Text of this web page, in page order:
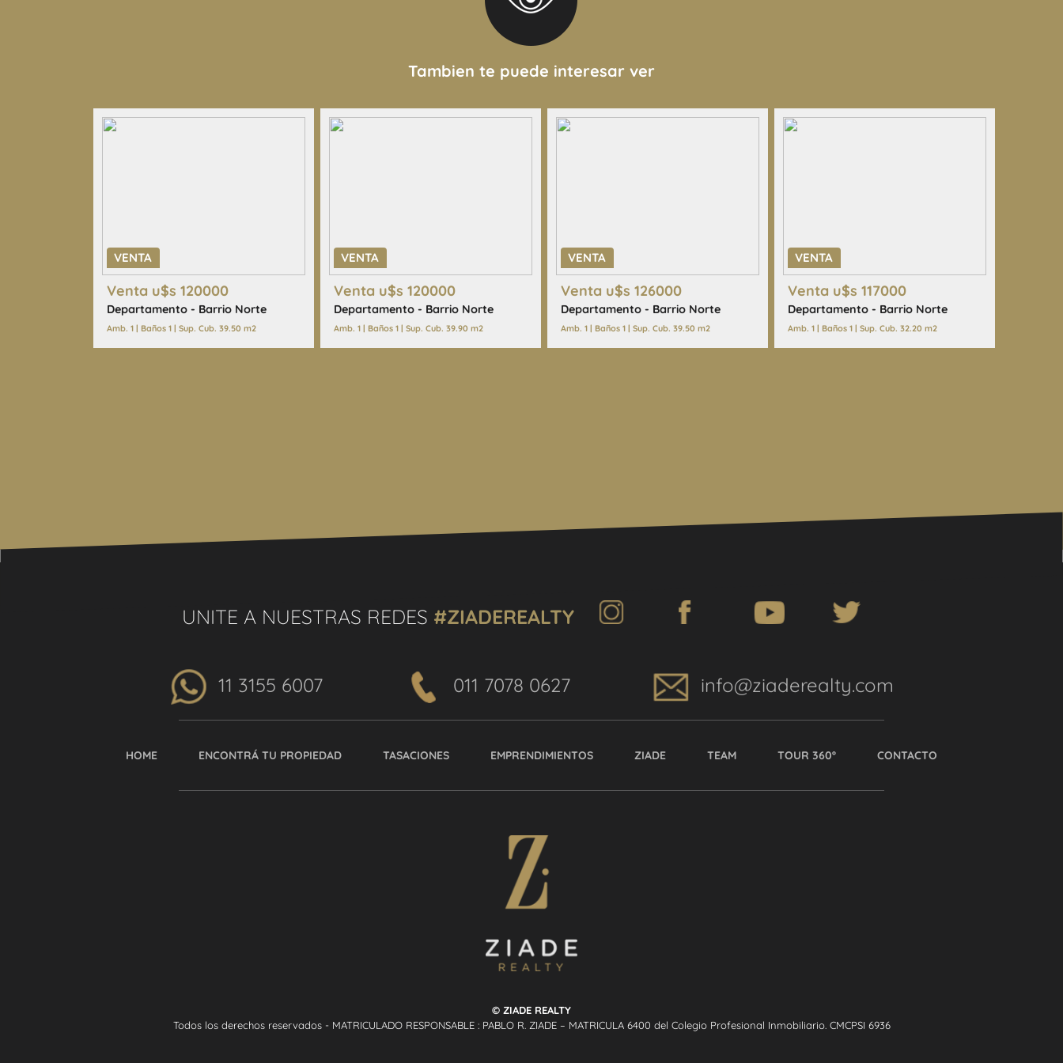
· Cines
pueden arrojar inexactitudes y discordancias con las que surgen de los las
facturas, títulos y planos legales del inmueble. El interesado deberá realizar
las verificaciones respectivas previamente a la realización de cualquier
operación, requiriendo por sí o sus profesionales las copias necesarias de la
documentación que corresponda.
Tambien te puede interesar ver
VENTA
Venta u$s 120000
Departamento - Barrio Norte
Amb. 1 | Baños 1 | Sup. Cub. 39.50 m2
VENTA
Venta u$s 120000
Departamento - Barrio Norte
Amb. 1 | Baños 1 | Sup. Cub. 39.90 m2
VENTA
Venta u$s 126000
Departamento - Barrio Norte
Amb. 1 | Baños 1 | Sup. Cub. 39.50 m2
VENTA
Venta u$s 117000
Departamento - Barrio Norte
Amb. 1 | Baños 1 | Sup. Cub. 32.20 m2
UNITE A NUESTRAS REDES #ZIADEREALTY
11 3155 6007 011 7078 0627 info@ziaderealty.com
HOME ENCONTRÁ TU PROPIEDAD TASACIONES EMPRENDIMIENTOS ZIADE TEAM TOUR 360º CONTACTO
© ZIADE REALTY
Todos los derechos reservados - MATRICULADO RESPONSABLE : PABLO R. ZIADE – MATRICULA 6400 del Colegio Profesional Inmobiliario. CMCPSI 6936